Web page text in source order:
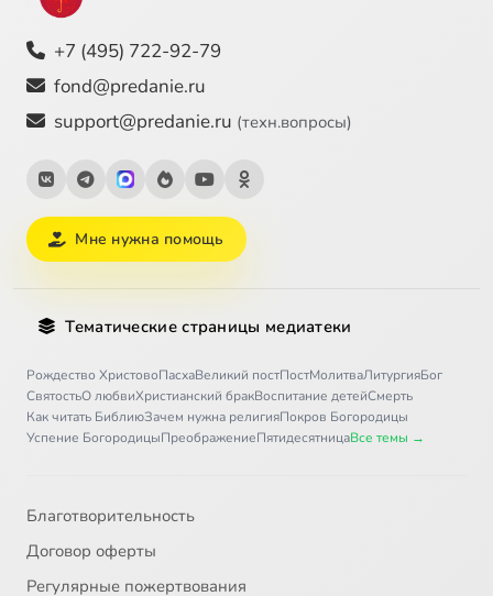
+7 (495) 722-92-79
fond@predanie.ru
support@predanie.ru (техн.вопросы)
Мне нужна помощь
Тематические страницы медиатеки
Рождество ХристовоПасхаВеликий постПостМолитваЛитургияБог
СвятостьО любвиХристианский бракВоспитание детейСмерть
Как читать БиблиюЗачем нужна религияПокров Богородицы
Успение БогородицыПреображениеПятидесятницаВсе темы →
Благотворительность
Договор оферты
Регулярные пожертвования